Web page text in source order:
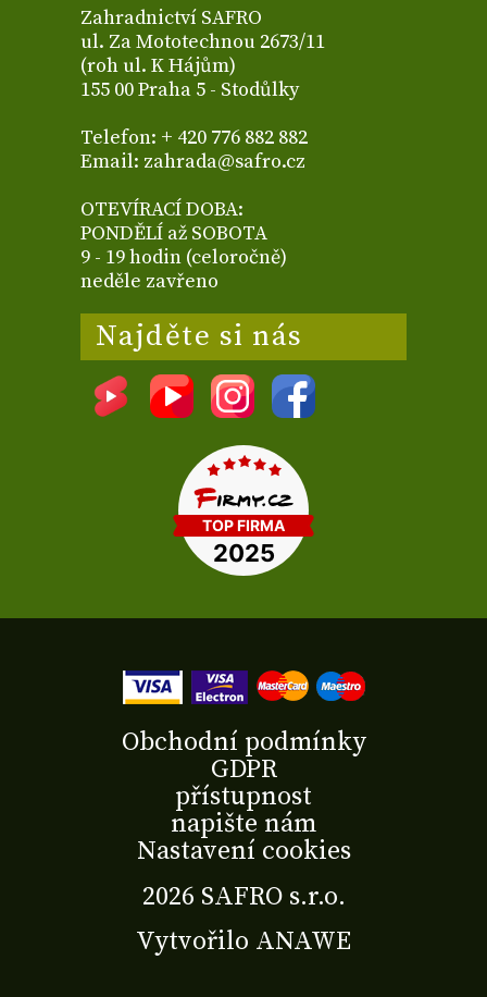
Zahradnictví SAFRO
ul. Za Mototechnou 2673/11
(roh ul. K Hájům)
155 00 Praha 5 - Stodůlky
Telefon: + 420 776 882 882
Email: zahrada@safro.cz
OTEVÍRACÍ DOBA:
PONDĚLÍ až SOBOTA
9 - 19 hodin (celoročně)
neděle zavřeno
Najděte si nás
2026 SAFRO s.r.o.
Vytvořilo ANAWE
Obchodní podmínky
GDPR
přístupnost
napište nám
Nastavení cookies